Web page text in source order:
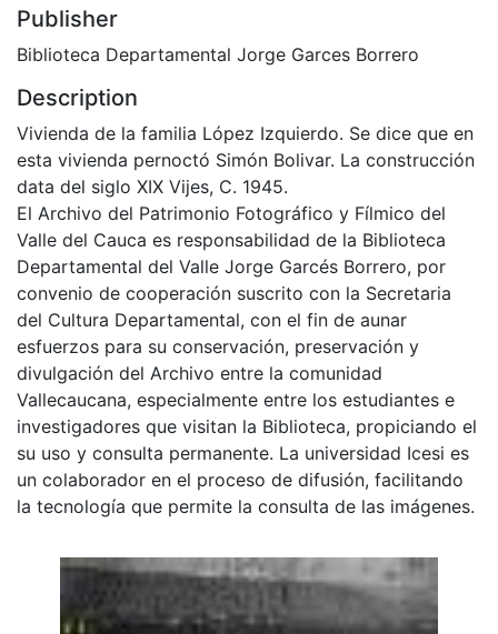
Publisher
Biblioteca Departamental Jorge Garces Borrero
Description
Vivienda de la familia López Izquierdo. Se dice que en
esta vivienda pernoctó Simón Bolivar. La construcción
data del siglo XIX Vijes, C. 1945.
El Archivo del Patrimonio Fotográfico y Fílmico del
Valle del Cauca es responsabilidad de la Biblioteca
Departamental del Valle Jorge Garcés Borrero, por
convenio de cooperación suscrito con la Secretaria
del Cultura Departamental, con el fin de aunar
esfuerzos para su conservación, preservación y
divulgación del Archivo entre la comunidad
Vallecaucana, especialmente entre los estudiantes e
investigadores que visitan la Biblioteca, propiciando el
su uso y consulta permanente. La universidad Icesi es
un colaborador en el proceso de difusión, facilitando
la tecnología que permite la consulta de las imágenes.